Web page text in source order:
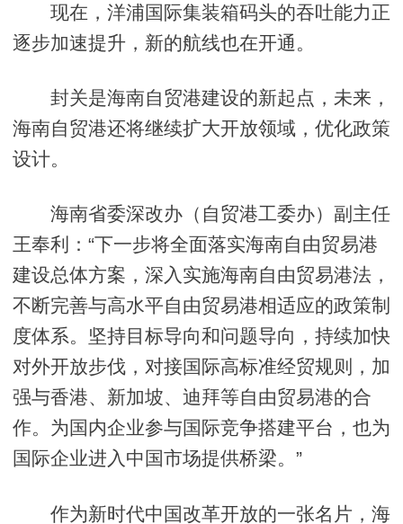
现在，洋浦国际集装箱码头的吞吐能力正
逐步加速提升，新的航线也在开通。
封关是海南自贸港建设的新起点，未来，
海南自贸港还将继续扩大开放领域，优化政策
设计。
海南省委深改办（自贸港工委办）副主任
王奉利：“下一步将全面落实海南自由贸易港
建设总体方案，深入实施海南自由贸易港法，
不断完善与高水平自由贸易港相适应的政策制
度体系。坚持目标导向和问题导向，持续加快
对外开放步伐，对接国际高标准经贸规则，加
强与香港、新加坡、迪拜等自由贸易港的合
作。为国内企业参与国际竞争搭建平台，也为
国际企业进入中国市场提供桥梁。”
作为新时代中国改革开放的一张名片，海